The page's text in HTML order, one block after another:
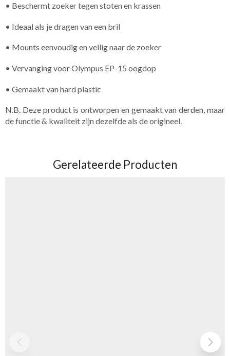
• Beschermt zoeker tegen stoten en krassen
• Ideaal als je dragen van een bril
• Mounts eenvoudig en veilig naar de zoeker
• Vervanging voor Olympus EP-15 oogdop
• Gemaakt van hard plastic
N.B. Deze product is ontworpen en gemaakt van derden, maar
de functie & kwaliteit zijn dezelfde als de origineel.
Gerelateerde Producten